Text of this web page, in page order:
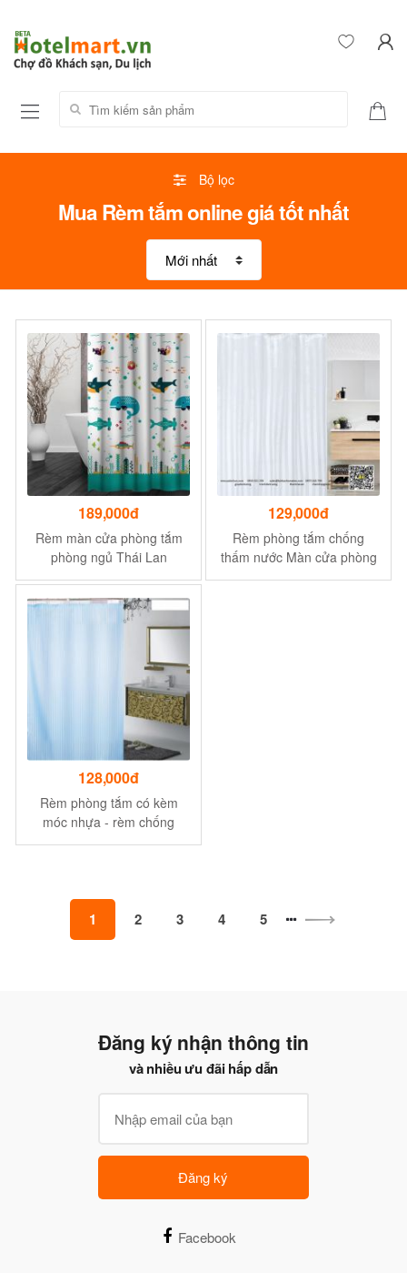
Tìm kiếm sản phẩm:
Bộ lọc
Mua Rèm tắm online giá tốt nhất
189,000đ
Rèm màn cửa phòng tắm
phòng ngủ Thái Lan
180x180cm đại dương
129,000đ
Rèm phòng tắm chống
thấm nước Màn cửa phòng
tắm Phụ kiện nhà tắm
128,000đ
Rèm phòng tắm có kèm
móc nhựa - rèm chống
nước - sọc sáng xanh
1 2 3 4 5
Đăng ký nhận thông tin
và nhiều ưu đãi hấp dẫn
Đăng ký
Facebook